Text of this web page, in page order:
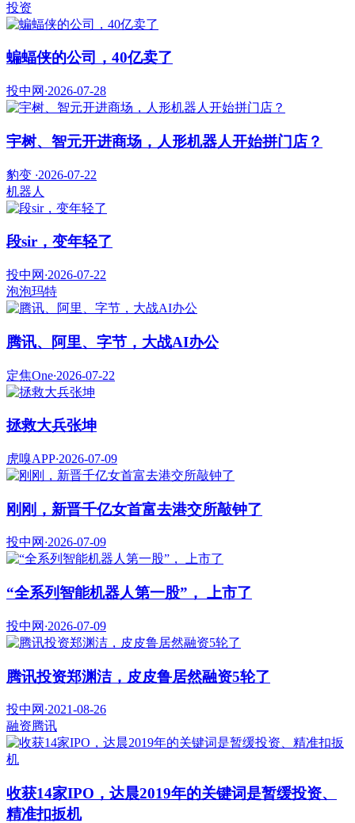
投资
蝙蝠侠的公司，40亿卖了
投中网 ·2026-07-28
宇树、智元开进商场，人形机器人开始拼门店？
豹变 ·2026-07-22
机器人
段sir，变年轻了
投中网 ·2026-07-22
泡泡玛特
腾讯、阿里、字节，大战AI办公
定焦One·2026-07-22
拯救大兵张坤
虎嗅APP·2026-07-09
刚刚，新晋千亿女首富去港交所敲钟了
投中网 ·2026-07-09
“全系列智能机器人第一股”， 上市了
投中网 ·2026-07-09
腾讯投资郑渊洁，皮皮鲁居然融资5轮了
投中网 ·2021-08-26
融资腾讯
收获14家IPO，达晨2019年的关键词是暂缓投资、
精准扣扳机